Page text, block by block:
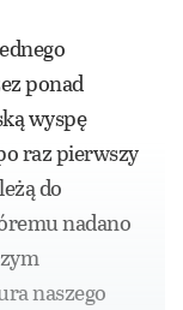
ponad
wyspę
raz pierwszy
do
nadano
naszego